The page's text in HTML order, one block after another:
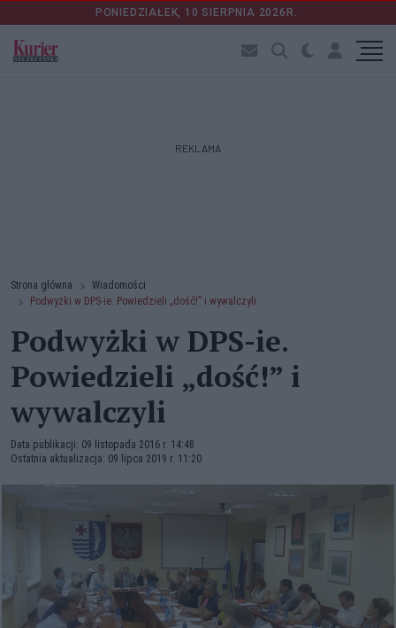
PONIEDZIAŁEK, 10 SIERPNIA 2026R.
REKLAMA
Strona główna
Wiadomości
Podwyżki w DPS-ie. Powiedzieli „dość!” i wywalczyli
Podwyżki w DPS-ie.
Powiedzieli „dość!” i
wywalczyli
Data publikacji: 09 listopada 2016 r. 14:48
Ostatnia aktualizacja: 09 lipca 2019 r. 11:20